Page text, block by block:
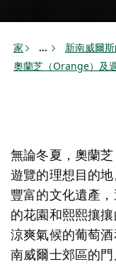
家 ... 新南威爾
奧蘭芝（Orange）及
無論冬夏，奧蘭
遊覽的理想目的
豐富的文化遺產
的花園和熙熙攘
涼爽氣候的葡萄
南威爾士郊區的門